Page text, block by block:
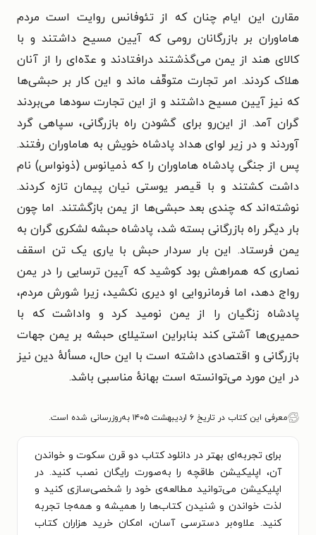
مقارن این ایام چنان که از تئوفانس روایت است مردم
هاماوران بر بازرگانان رومی که آیین مسیح داشتند و با
کالای هند از یمن می‌گذشتند درافتادند و عدّه‌ای را از آنان
هلاک کردند. امر تجارت متوقّف ماند و این کار بر حبشی‌ها
که نیز آیین مسیح داشتند و از این تجارت سودها می‌بردند
گران آمد. از این‌رو برای گشودن راه بازرگانی، سپاهی گرد
آوردند و در زیر لوای هداد پادشاه خویش به هاماوران رفتند.
پس از جنگی پادشاه هاماوران را که ذمیانوس (ذونواس) نام
داشت کشتند و با قیصر یوستی نیان پیمان تازه کردند.
نوشته‌اند که چندی بعد حبشی‌ها از یمن بازگشتند. اما چون
بار دیگر راه بازرگانی بسته شد، پادشاه حبشه لشکری گران به
یمن فرستاد. این بار سردار حبش با یاری یک تن اسقف
نصاری که همراهش بود کوشید که آیین ترسایی را در یمن
رواج دهد، اما فرمانروایی او دیری نکشید، زیرا شورش مردم،
پادشاه زنگیان را از یمن نومید کرد و واداشت که با
حمیری‌ها آشتی کند بنابراین استیلای حبشه بر یمن جهات
بازرگانی و اقتصادی داشته است با این حال، مسألهٔ دین نیز
در این مورد می‌توانسته است بهانهٔ مناسبی باشد.
معرفی این کتاب در تاریخ ۶ اردیبهشت ۱۴۰۵ به‌روزرسانی شده است.
برای تجربه‌ای بهتر در دانلود کتاب دو قرن سکوت و خواندن
آن، اپلیکیشن طاقچه را به‌صورت رایگان نصب کنید. در
اپلیکیشن می‌توانید مطالعه‌ی خود را شخصی‌سازی کنید و
لذت خواندن و شنیدن کتاب‌ها را همیشه و همه‌جا تجربه
کنید. علاوه‌بر دسترسی آسان، امکان خرید هزاران کتاب